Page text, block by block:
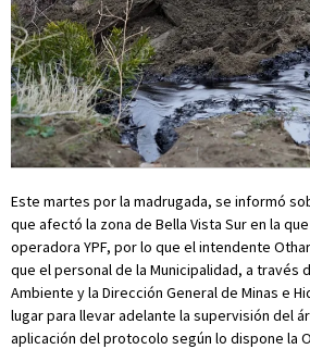
Este martes por la madrugada, se informó
que afectó la zona de Bella Vista Sur en la
operadora YPF, por lo que el intendente
que el personal de la Municipalidad, a través
Ambiente y la Dirección General de Minas e
lugar para llevar adelante la supervisión del
aplicación del protocolo según lo dispone la